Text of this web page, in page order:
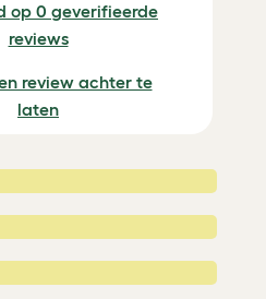
op 0 geverifieerde
reviews
review achter te
laten